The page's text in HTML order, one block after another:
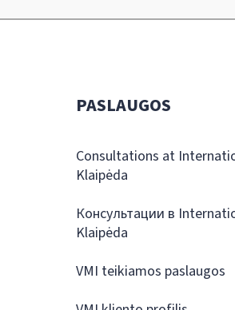
PASLAUGOS
Consultations at
Klaipėda
Консультации в
Klaipėda
VMI teikiamos paslaugos